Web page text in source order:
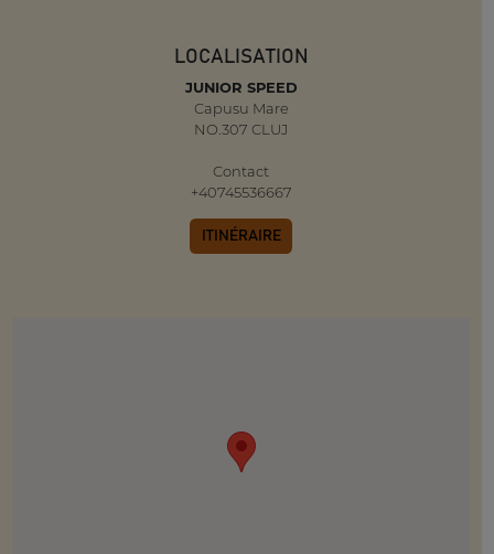
LOCALISATION
JUNIOR SPEED
Capusu Mare
NO.307 CLUJ
Contact
+40745536667
ITINÉRAIRE